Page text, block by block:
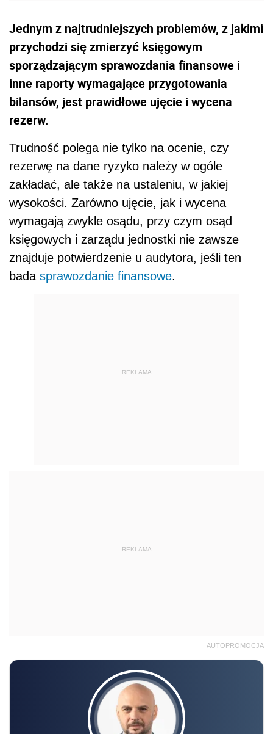
Jednym z najtrudniejszych problemów, z jakimi
przychodzi się zmierzyć księgowym
sporządzającym sprawozdania finansowe i
inne raporty wymagające przygotowania
bilansów, jest prawidłowe ujęcie i wycena
rezerw.
Trudność polega nie tylko na ocenie, czy
rezerwę na dane ryzyko należy w ogóle
zakładać, ale także na ustaleniu, w jakiej
wysokości. Zarówno ujęcie, jak i wycena
wymagają zwykle osądu, przy czym osąd
księgowych i zarządu jednostki nie zawsze
znajduje potwierdzenie u audytora, jeśli ten
bada sprawozdanie finansowe.
REKLAMA
REKLAMA
AUTOPROMOCJA